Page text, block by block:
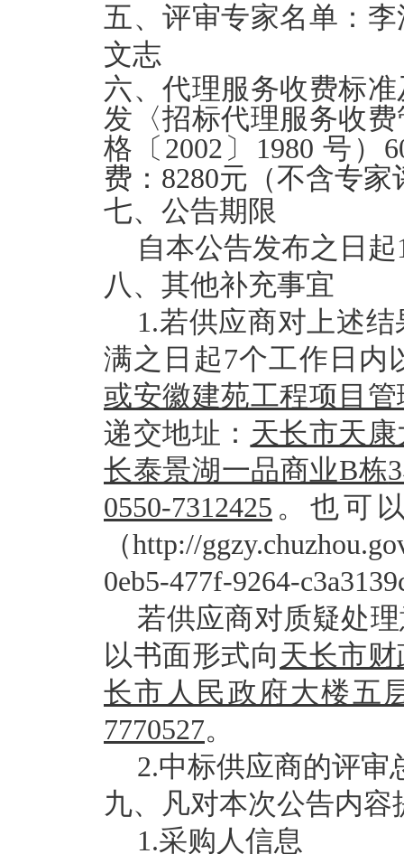
五、评审专家名单：
文志
六、代理服务收费标
发〈招标代理服务收
格〔 2002〕1980 号）
费： 8280元（不含专家
七、公告期限
自本公告发布之日起
八、其他补充事宜
1.若供应商对上述
满之日起7个工作日内
或安徽建苑工程项目
递交地址： 天长市天
长泰景湖一品商业B栋
0550-7312425 。也可
（http://
0eb5-477f-9264-
若供应商对质疑处
以书面形式向天长市
长市人民政府大楼五
7770527。
2.中标供应商的评审
九、凡对本次公告内
1.采购人信息